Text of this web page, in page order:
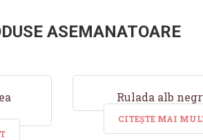
ASEMANATOARE
Rulada alb
CITEȘTE MAI